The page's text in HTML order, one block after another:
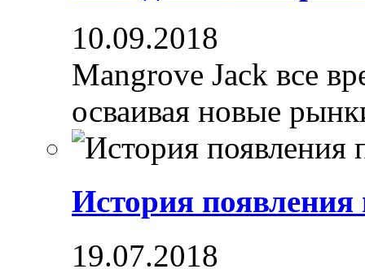
10.09.2018
Mangrove Jack все
осваивая новые
История появления
19.07.2018